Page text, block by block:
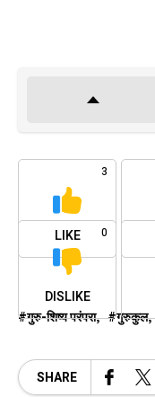
3
LIKE 0
DISLIKE
गुरु-शिष्य परंपरा
गुरुकुल
SHARE